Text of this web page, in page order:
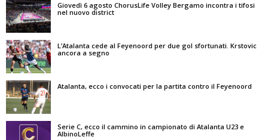
Giovedì 6 agosto ChorusLife Volley Bergamo incontra i tifosi
nel nuovo district
L’Atalanta cede al Feyenoord per due gol sfortunati. Krstovic
ancora a segno
Atalanta, ecco i convocati per la partita contro il Feyenoord
Serie C, ecco il cammino in campionato di Atalanta U23 e
AlbinoLeffe